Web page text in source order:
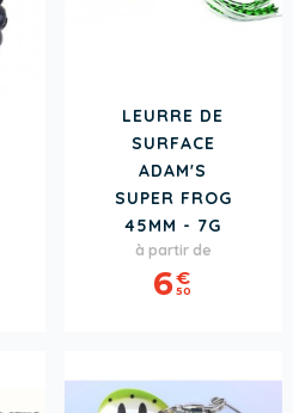
LEURRE DE
SURFACE
ADAM'S
SUPER FROG
45MM - 7G
Prix
à partir de
6€
50